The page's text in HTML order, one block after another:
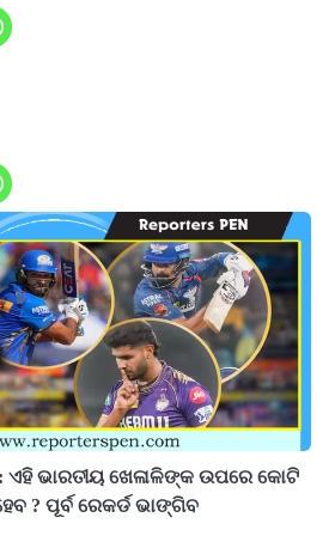
ଭାରତୀୟ ଖେଳାଳିଙ୍କ ଉପରେ କୋଟି
? ପୂର୍ବ ରେକର୍ଡ ଭାଙ୍ଗିବ